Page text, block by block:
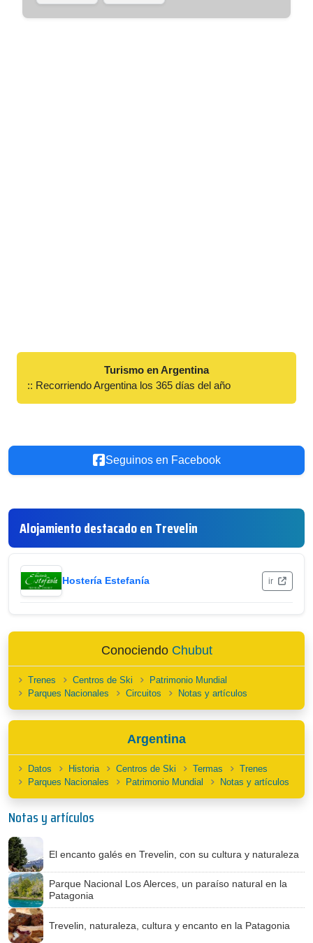
Turismo en Argentina
:: Recorriendo Argentina los 365 días del año
Seguinos en Facebook
Alojamiento destacado en Trevelin
Hostería Estefanía ir
Conociendo Chubut
Trenes Centros de Ski
Patrimonio Mundial
Parques Nacionales
Circuitos Notas y artículos
Argentina
Datos Historia Centros de Ski Termas
Trenes
Parques Nacionales
Patrimonio Mundial Notas y artículos
Notas y artículos
El encanto galés en Trevelin, con su cultura y naturaleza
Parque Nacional Los Alerces, un paraíso natural en la
Patagonia
Trevelin, naturaleza, cultura y encanto en la Patagonia